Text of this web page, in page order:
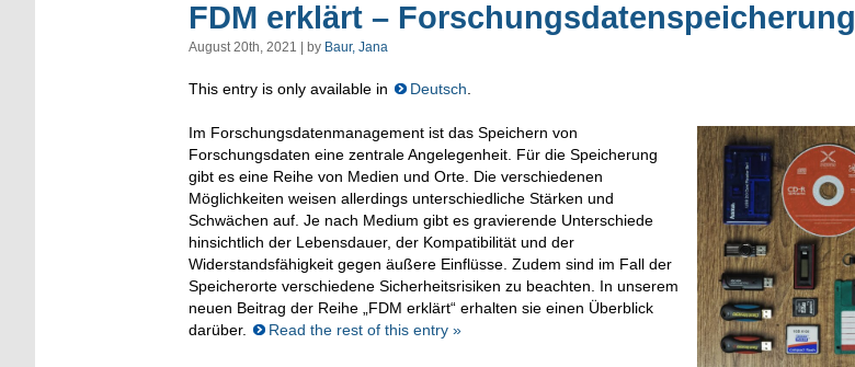
FDM erklärt – Forschungsdatenspeicherung
August 20th, 2021 | by Baur, Jana
This entry is only available in Deutsch
Im Forschungsdatenmanagement ist das Speichern von
Forschungsdaten eine zentrale Angelegenheit. Für die Speicherung
gibt es eine Reihe von Medien und Orte. Die verschiedenen
Möglichkeiten weisen allerdings unterschiedliche Stärken und
Schwächen auf. Je nach Medium gibt es gravierende Unterschiede
hinsichtlich der Lebensdauer, der Kompatibilität und der
Widerstandsfähigkeit gegen äußere Einflüsse. Zudem sind im Fall der
Speicherorte verschiedene Sicherheitsrisiken zu beachten. In unserem
neuen Beitrag der Reihe „FDM erklärt“ erhalten sie einen Überblick
darüber.
Read the rest of this entry »